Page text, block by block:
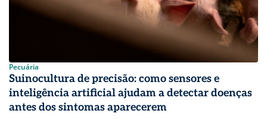
Pecuária
Suinocultura de precisão: como sensores e
inteligência artificial ajudam a detectar doenças
antes dos sintomas aparecerem